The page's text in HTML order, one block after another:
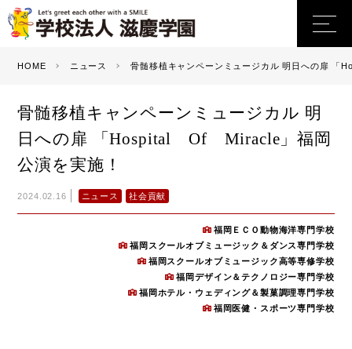
HOME ニュース 骨髄移植キャンペーンミュージカル 明日への扉
骨髄移植キャンペーンミュージカル 明
日への扉 「Hospital Of Miracle」福岡
公演を実施！
2024.02.16 ニュース 社会貢献
福岡ＥＣＯ動物海洋専門学校
福岡スクールオブミュージック＆ダンス専門学校
福岡スクールオブミュージック高等専修学校
福岡デザイン＆テクノロジー専門学校
福岡ホテル・ウェディング＆製菓調理専門学校
福岡医健・スポーツ専門学校